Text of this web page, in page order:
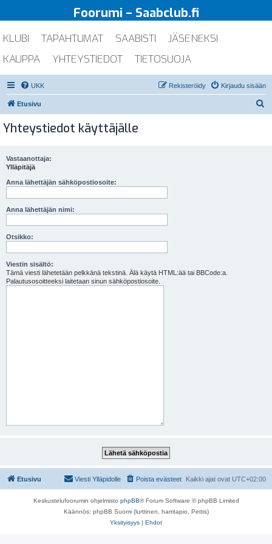
Foorumi – Saabclub.fi
KLUBI TAPAHTUMAT SAABISTI
JÄSENEKSI
KAUPPA
YHTEYSTIEDOT TIETOSUOJA
UKK Kirjaudu sisään
Rekisteröidy
Etusivu
Yhteystiedot käyttäjälle
Vastaanottaja:
Ylläpitäjä
Anna lähettäjän sähköpostiosoite:
Anna lähettäjän nimi:
Otsikko:
Viestin sisältö:
Tämä viesti lähetetään pelkkänä tekstinä. Älä käytä HTML:ää tai BBCode:a.
Palautusosoitteeksi laitetaan sinun sähköpostiosoite.
Etusivu Kaikki ajat ovat UTC+02:00
Poista evästeet
Viesti Ylläpidolle
Keskustelufoorumin ohjelmisto phpBB® Forum Software © phpBB Limited
Käännös: phpBB Suomi (lurttinen, harritapio, Pettis)
Yksityisyys | Ehdot